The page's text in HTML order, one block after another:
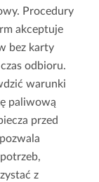
Procedury
akceptuje
bez karty
odbioru.
warunki
paliwową
przed
z